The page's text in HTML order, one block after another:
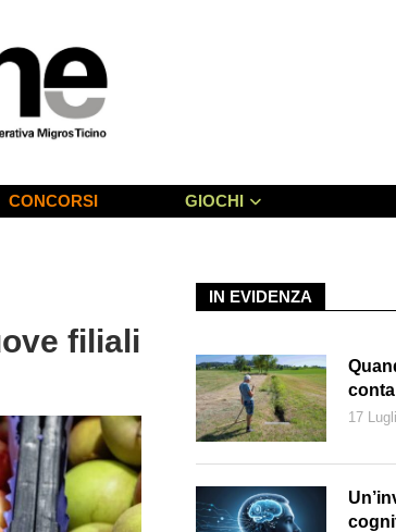
CONCORSI GIOCHI
filiali
IN EVIDENZA
conta
17